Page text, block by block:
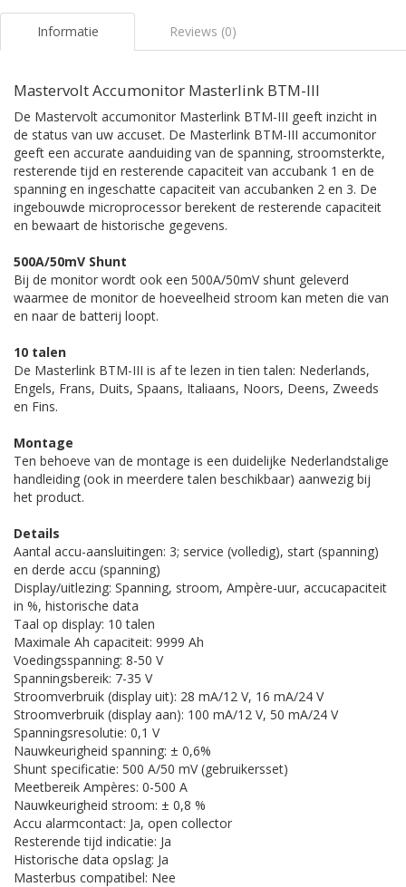
Informatie Reviews (0)
Mastervolt Accumonitor Masterlink BTM-III
De Mastervolt accumonitor Masterlink BTM-III geeft inzicht in
de status van uw accuset. De Masterlink BTM-III accumonitor
geeft een accurate aanduiding van de spanning, stroomsterkte,
resterende tijd en resterende capaciteit van accubank 1 en de
spanning en ingeschatte capaciteit van accubanken 2 en 3. De
ingebouwde microprocessor berekent de resterende capaciteit
en bewaart de historische gegevens.
500A/50mV Shunt
Bij de monitor wordt ook een 500A/50mV shunt geleverd
waarmee de monitor de hoeveelheid stroom kan meten die van
en naar de batterij loopt.
10 talen
De Masterlink BTM-III is af te lezen in tien talen: Nederlands,
Engels, Frans, Duits, Spaans, Italiaans, Noors, Deens, Zweeds
en Fins.
Montage
Ten behoeve van de montage is een duidelijke Nederlandstalige
handleiding (ook in meerdere talen beschikbaar) aanwezig bij
het product.
Details
Aantal accu-aansluitingen: 3; service (volledig), start (spanning)
en derde accu (spanning)
Display/uitlezing: Spanning, stroom, Ampère-uur, accucapaciteit
in %, historische data
Taal op display: 10 talen
Maximale Ah capaciteit: 9999 Ah
Voedingsspanning: 8-50 V
Spanningsbereik: 7-35 V
Stroomverbruik (display uit): 28 mA/12 V, 16 mA/24 V
Stroomverbruik (display aan): 100 mA/12 V, 50 mA/24 V
Spanningsresolutie: 0,1 V
Nauwkeurigheid spanning: ± 0,6%
Shunt specificatie: 500 A/50 mV (gebruikersset)
Meetbereik Ampères: 0-500 A
Nauwkeurigheid stroom: ± 0,8 %
Accu alarmcontact: Ja, open collector
Resterende tijd indicatie: Ja
Historische data opslag: Ja
Masterbus compatibel: Nee